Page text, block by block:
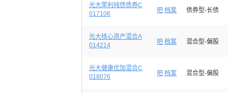
光大荣利纯债债券C
017106
吧 档案 债券型-长债
光大核心资产混合A
014214
吧 档案 混合型-偏股
光大健康优加混合C
018076
吧 档案 混合型-偏股